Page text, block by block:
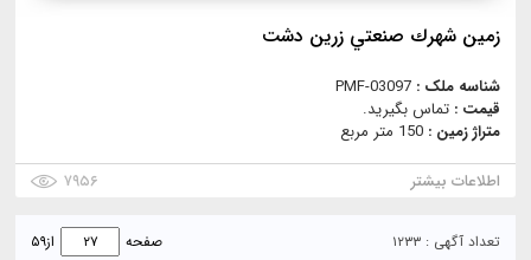
زمين شهرك صنعتي زرين دشت
شناسه ملک : PMF-03097
قیمت : تماس بگیرید.
متراژ زمین : 150 متر مربع
اطلاعات بیشتر
۷۹۵۶
تعداد آگهی : ۱۲۳۳ صفحه از۵۹